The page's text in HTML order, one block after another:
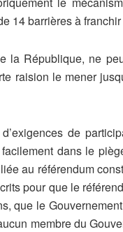
14 barrières à
la République, ne
raision le mener
de
dans le
au référendum
pour que le
que le
membre du